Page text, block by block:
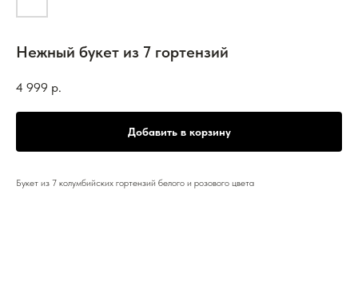
Нежный букет из 7 гортензий
4 999 р.
Добавить в корзину
Букет из 7 колумбийских гортензий белого и розового цвета